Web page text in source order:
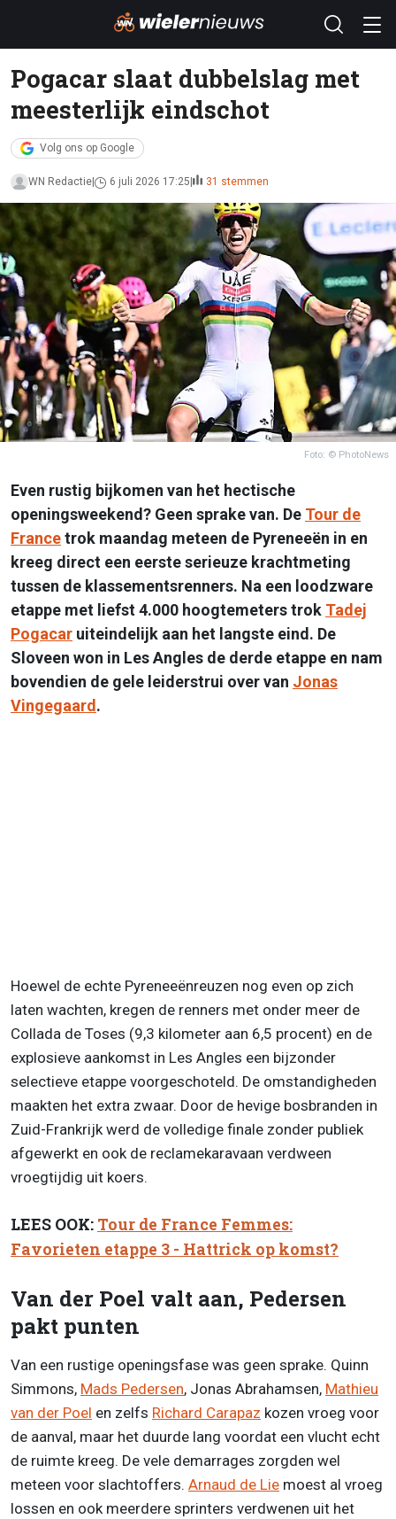
Pogacar slaat dubbelslag met
meesterlijk eindschot
Volg ons op Google
WN Redactie 6 juli 2026 17:25 31 stemmen
Foto: © PhotoNews
Even rustig bijkomen van het hectische
openingsweekend? Geen sprake van. De Tour de
Francetrok maandag meteen de Pyreneeën in en
kreeg direct een eerste serieuze krachtmeting
tussen de klassementsrenners. Na een loodzware
etappe met liefst 4.000 hoogtemeters trok Tadej
Pogacar uiteindelijk aan het langste eind. De
Sloveen won in Les Angles de derde etappe en nam
bovendien de gele leiderstrui over van Jonas
Vingegaard.
Hoewel de echte Pyreneeënreuzen nog even op zich
laten wachten, kregen de renners met onder meer de
Collada de Toses (9,3 kilometer aan 6,5 procent) en de
explosieve aankomst in Les Angles een bijzonder
selectieve etappe voorgeschoteld. De omstandigheden
maakten het extra zwaar. Door de hevige bosbranden in
Zuid-Frankrijk werd de volledige finale zonder publiek
afgewerkt en ook de reclamekaravaan verdween
vroegtijdig uit koers.
LEES OOK: Tour de France Femmes:
Favorieten etappe 3 - Hattrick op komst?
Van der Poel valt aan, Pedersen
pakt punten
Van een rustige openingsfase was geen sprake. Quinn
Simmons, Mads Pedersen, Jonas Abrahamsen, Mathieu
van der Poel en zelfs Richard Carapaz kozen vroeg voor
de aanval, maar het duurde lang voordat een vlucht echt
de ruimte kreeg. De vele demarrages zorgden wel
meteen voor slachtoffers. Arnaud de Lie moest al vroeg
lossen en ook meerdere sprinters verdwenen uit het